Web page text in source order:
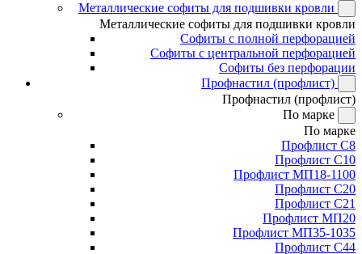
Металлические софиты для подшивки кровли
Металлические софиты для подшивки кровли
Софиты с полной перфорацией
Софиты с центральной перфорацией
Софиты без перфорации
Профнастил (профлист)
Профнастил (профлист)
По марке
По марке
Профлист С8
Профлист С10
Профлист МП18-1100
Профлист С20
Профлист С21
Профлист МП20
Профлист МП35-1035
Профлист С44